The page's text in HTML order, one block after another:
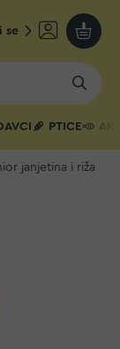
se
Moja
PTICE
janjetina i riža